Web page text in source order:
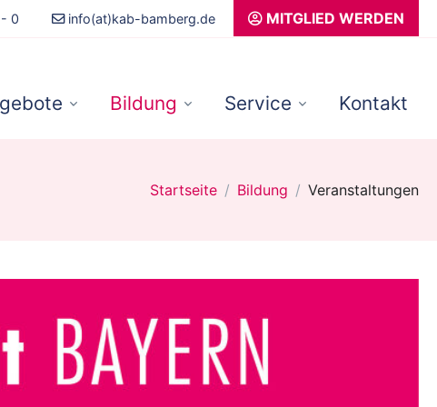
0 info(at)kab-bamberg.de MITGLIED WERDEN
Bildung Service Kontakt
Startseite Bildung Veranstaltungen